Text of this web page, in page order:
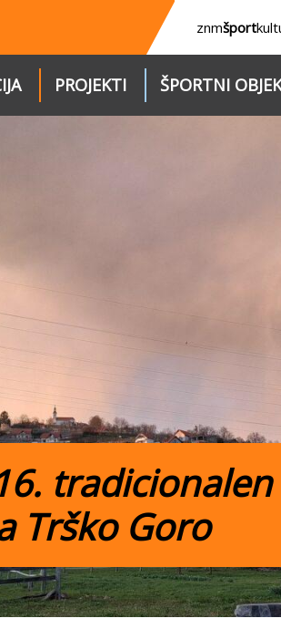
znmšport
PROJEKTI ŠPORTNI
Trško Goro